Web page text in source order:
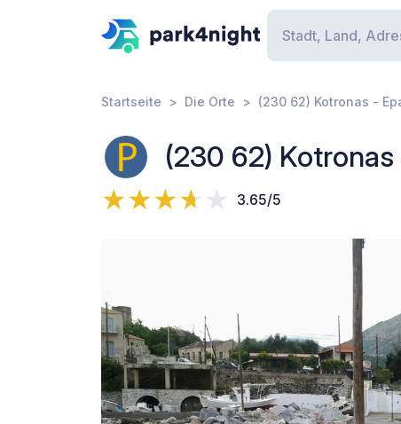
Startseite Die Orte (230 62) Kotronas -
(230 62)
3.65/5